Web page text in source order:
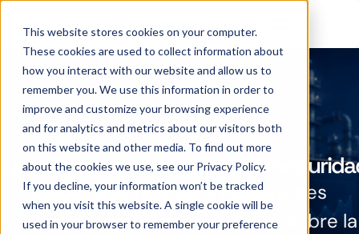
This website stores cookies on your computer.
These cookies are used to collect information about
how you interact with our website and allow us to
remember you. We use this information in order to
improve and customize your browsing experience
and for analytics and metrics about our visitors both
on this website and other media. To find out more
about the cookies we use, see our Privacy Policy.
If you decline, your information won’t be tracked
when you visit this website. A single cookie will be
used in your browser to remember your preference
frecuentes sobre
Respuestas rápidas a inquietudes
comunes y preguntas prácticas sobre la